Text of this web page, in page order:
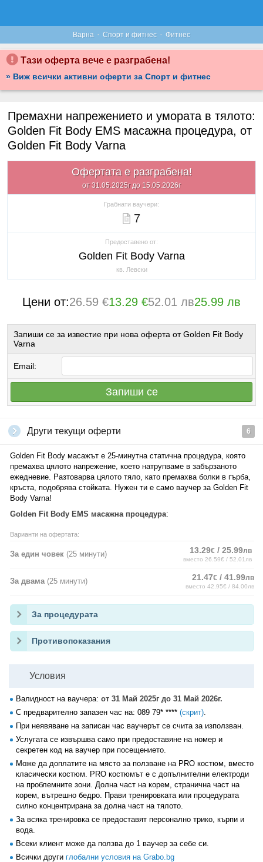
Варна · Спорт и фитнес · Фитнес
Тази оферта вече е разграбена!
» Виж всички активни оферти за Спорт и фитнес
Премахни напрежението и умората в тялото:
Golden Fit Body EMS масажна процедура, от
Golden Fit Body Varna
Офертата е разграбена!
от 31.05.2025г до 15.05.2026г
Грабнати ваучери:
7
Предоставено от:
Golden Fit Body Varna
кв. Левски
Цени от:26.59 €13.29 €52.01 лв25.99 лв
Запиши се за известие при нова оферта от Golden Fit Body
Varna
Email:
Запиши се
Други текущи оферти 6
Golden Fit Body масажът е 25-минутна статична процедура, която
премахва цялото напрежение, което натрупваме в забързаното
ежедневие. Разтоварва цялото тяло, като премахва болки в гърба,
кръста, подобрява стойката. Нужен ти е само ваучер за Golden Fit
Body Varna!
Golden Fit Body EMS масажна процедура:
Варианти на офертата:
За един човек (25 минути) 13.29€ / 25.99лв
вместо 26.59€ / 52.01лв
За двама (25 минути) 21.47€ / 41.99лв
вместо 42.95€ / 84.00лв
За процедурата
Противопоказания
Условия
Валидност на ваучера: от 31 Май 2025г до 31 Май 2026г.
С предварително запазен час на: 089 79* **** (скрит).
При неявяване на записан час ваучерът се счита за използван.
Услугата се извършва само при предоставяне на номер и
секретен код на ваучер при посещението.
Може да доплатите на място за ползване на PRO костюм, вместо
класически костюм. PRO костюмът е с допълнителни електроди
на проблемните зони. Долна част на корем, странична част на
корем, вътрешно бедро. Прави тренировката или процедурата
силно концентрирана за долна част на тялото.
За всяка тренировка се предоставят персонално трико, кърпи и
вода.
Всеки клиент може да ползва до 1 ваучер за себе си.
Всички други глобални условия на Grabo.bg